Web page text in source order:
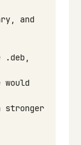
,
and
.deb,
would
stronger